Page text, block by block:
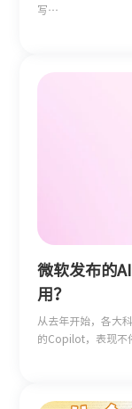
写…
微软发布的
用？
从去年开始，各大
的Copilot，表现不